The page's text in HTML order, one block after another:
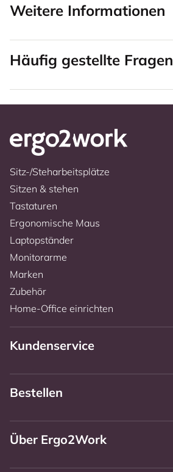
Weitere Informationen
Häufig gestellte Fragen
Sitz-/Steharbeitsplätze
Sitzen & stehen
Tastaturen
Ergonomische Maus
Laptopständer
Monitorarme
Marken
Zubehör
Home-Office einrichten
Kundenservice
Bestellen
Über Ergo2Work